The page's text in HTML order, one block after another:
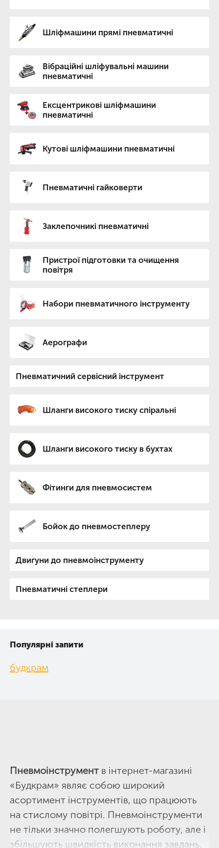
Шліфмашини прямі пневматичні
Вібраційні шліфувальні машини
пневматичні
Ексцентрикові шліфмашини
пневматичні
Кутові шліфмашини пневматичні
Пневматичні гайковерти
Заклепочникі пневматичні
Пристрої підготовки та очищення
повітря
Набори пневматичного інструменту
Аерографи
Пневматичний сервісний інструмент
Шланги високого тиску спіральні
Шланги високого тиску в бухтах
Фітинги для пневмосистем
Бойок до пневмостеплеру
Двигуни до пневмоінструменту
Пневматичні степлери
Популярні запити
будкрам
Пневмоінструмент в інтернет-магазині
«Будкрам» являє собою широкий
асортимент інструментів, що працюють
на стислому повітрі. Пневмоінструменти
не тільки значно полегшують роботу, але і
збільшують швидкість виконання завдань,